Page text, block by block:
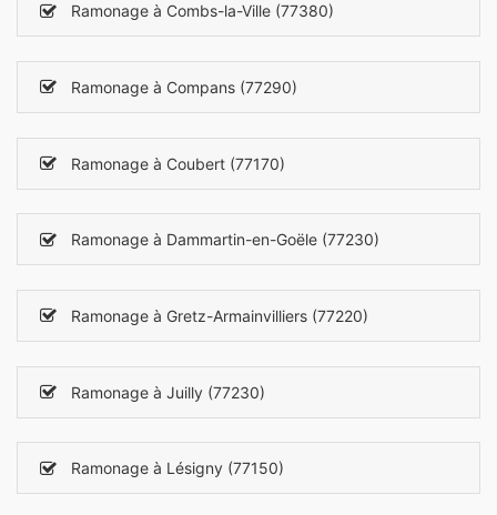
Ramonage à Combs-la-Ville (77380)
Ramonage à Compans (77290)
Ramonage à Coubert (77170)
Ramonage à Dammartin-en-Goële (77230)
Ramonage à Gretz-Armainvilliers (77220)
Ramonage à Juilly (77230)
Ramonage à Lésigny (77150)